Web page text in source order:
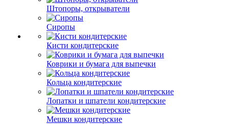
Штопоры, открыватели
Сиропы
Кисти кондитерские
Коврики и бумага для выпечки
Кольца кондитерские
Лопатки и шпатели кондитерские
Мешки кондитерские